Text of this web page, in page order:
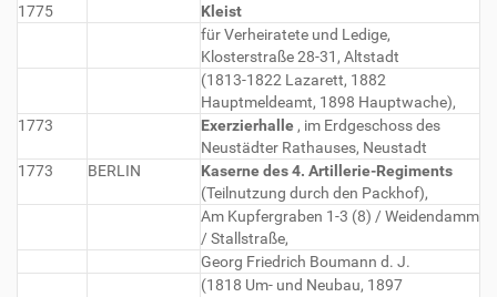
1775
Kleist
für Verheiratete und Ledige,
Klosterstraße 28-31, Altstadt
(1813-1822 Lazarett, 1882
Hauptmeldeamt, 1898 Hauptwache),
1773
Exerzierhalle , im Erdgeschoss des
Neustädter Rathauses, Neustadt
1773
BERLIN
Kaserne des 4. Artillerie-Regiments
(Teilnutzung durch den Packhof),
Am Kupfergraben 1-3 (8) / Weidendamm
/ Stallstraße,
Georg Friedrich Boumann d. J.
(1818 Um- und Neubau, 1897